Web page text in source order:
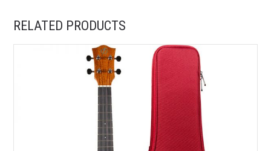
RELATED PRODUCTS